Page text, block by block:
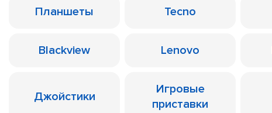
Планшеты Tecno
Blackview Lenovo
Джойстики
Игровые
приставки